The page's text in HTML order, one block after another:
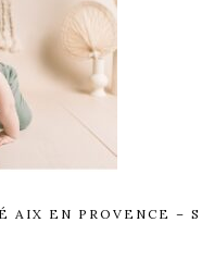
AIX EN PROVENCE – S